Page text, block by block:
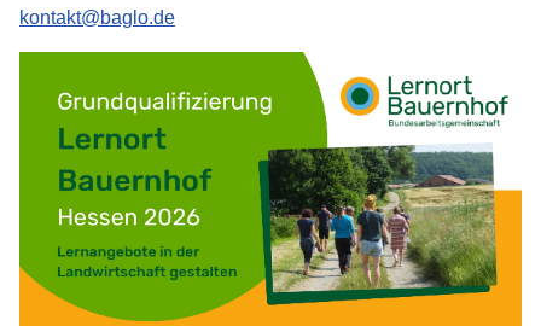
kontakt@baglo.de